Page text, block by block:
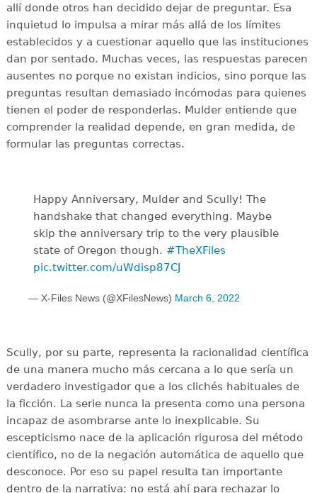
allí donde otros han decidido dejar de preguntar. Esa
inquietud lo impulsa a mirar más allá de los límites
establecidos y a cuestionar aquello que las instituciones
dan por sentado. Muchas veces, las respuestas parecen
ausentes no porque no existan indicios, sino porque las
preguntas resultan demasiado incómodas para quienes
tienen el poder de responderlas. Mulder entiende que
comprender la realidad depende, en gran medida, de
formular las preguntas correctas.
Happy Anniversary, Mulder and Scully! The
handshake that changed everything. Maybe
skip the anniversary trip to the very plausible
state of Oregon though. #TheXFiles
pic.twitter.com/uWdisp87CJ
— X-Files News (@XFilesNews) March 6, 2022
Scully, por su parte, representa la racionalidad científica
de una manera mucho más cercana a lo que sería un
verdadero investigador que a los clichés habituales de
la ficción. La serie nunca la presenta como una persona
incapaz de asombrarse ante lo inexplicable. Su
escepticismo nace de la aplicación rigurosa del método
científico, no de la negación automática de aquello que
desconoce. Por eso su papel resulta tan importante
dentro de la narrativa: no está ahí para rechazar lo